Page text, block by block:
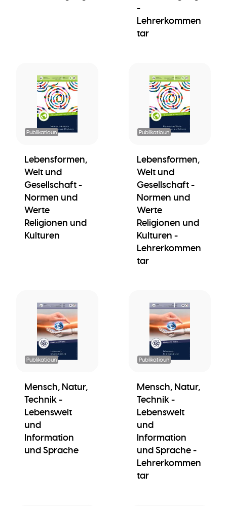
-
Lehrerkommen
tar
Publikatioun
Lebensformen,
Welt und
Gesellschaft -
Normen und
Werte
Religionen und
Kulturen
Publikatioun
Lebensformen,
Welt und
Gesellschaft -
Normen und
Werte
Religionen und
Kulturen -
Lehrerkommen
tar
Publikatioun
Mensch, Natur,
Technik -
Lebenswelt
und
Information
und Sprache
Publikatioun
Mensch, Natur,
Technik -
Lebenswelt
und
Information
und Sprache -
Lehrerkommen
tar